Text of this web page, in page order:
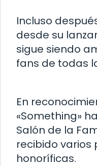
Incluso
desde su
sigue siendo
fans de todas
En
«Something»
Salón de la
recibido varios
honoríficas.